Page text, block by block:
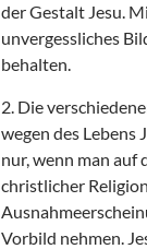
der Gestalt Jesu.
unvergessliches
behalten.
2. Die
wegen des Lebens
nur, wenn man auf
christlicher
Vorbild nehmen.